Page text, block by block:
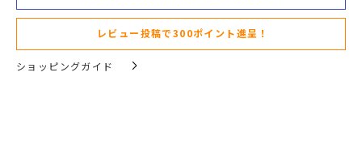
レビュー投稿で300ポイント進呈！
ショッピングガイド